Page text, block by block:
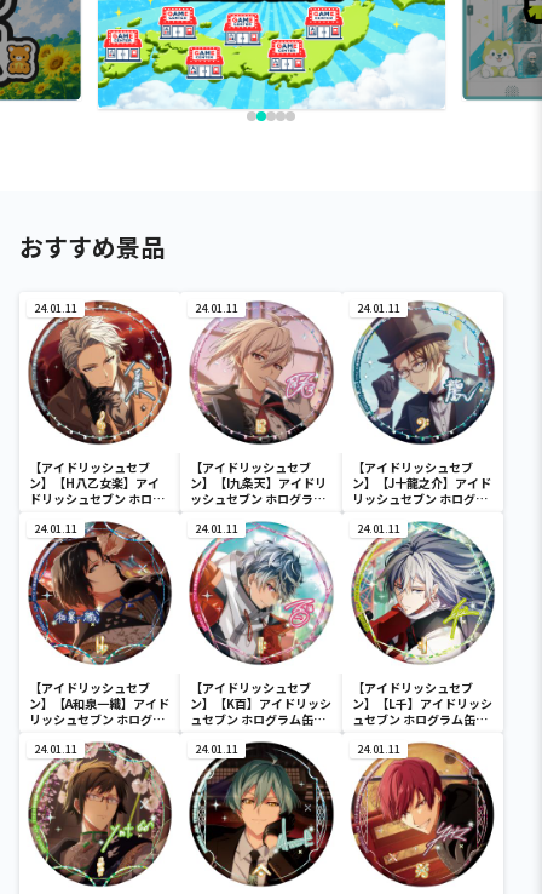
おすすめ景品
24.01.11
【アイドリッシュセブ
ン】【H八乙女楽】アイ
ドリッシュセブン ホログ
Anniversary ver.～
24.01.11
【アイドリッシュセブ
ン】【I九条天】アイドリ
ッシュセブン ホログラム
Anniversary ver.～
24.01.11
【アイドリッシュセブ
ン】【J十龍之介】アイド
リッシュセブン ホログラ
Anniversary ver.～
24.01.11
【アイドリッシュセブ
ン】【A和泉一織】アイド
リッシュセブン ホログラ
Anniversary ver.～
24.01.11
【アイドリッシュセブ
ン】【K百】アイドリッシ
ュセブン ホログラム缶バ
Anniversary ver.～
24.01.11
【アイドリッシュセブ
ン】【L千】アイドリッシ
ュセブン ホログラム缶バ
Anniversary ver.～
24.01.11 24.01.11 24.01.11